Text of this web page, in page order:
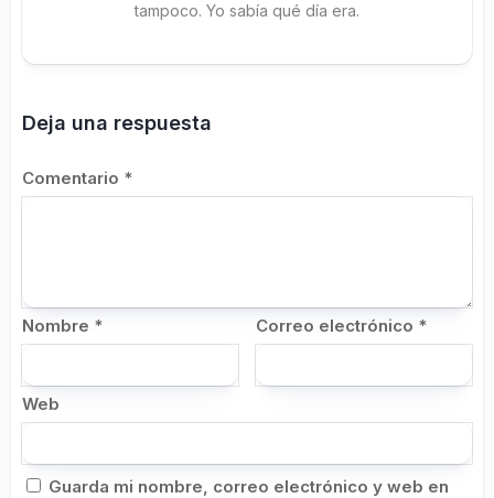
tampoco. Yo sabía qué día era.
Deja una respuesta
Comentario *
Nombre * Correo electrónico *
Web
Guarda mi nombre, correo electrónico y web en